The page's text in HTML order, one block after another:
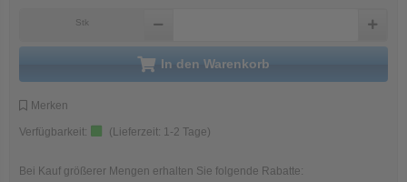
Stk
in den Warenkorb
Merken
Verfügbarkeit: (Lieferzeit: 1-2 Tage)
Bei Kauf größerer Mengen erhalten Sie folgende Rabatte: